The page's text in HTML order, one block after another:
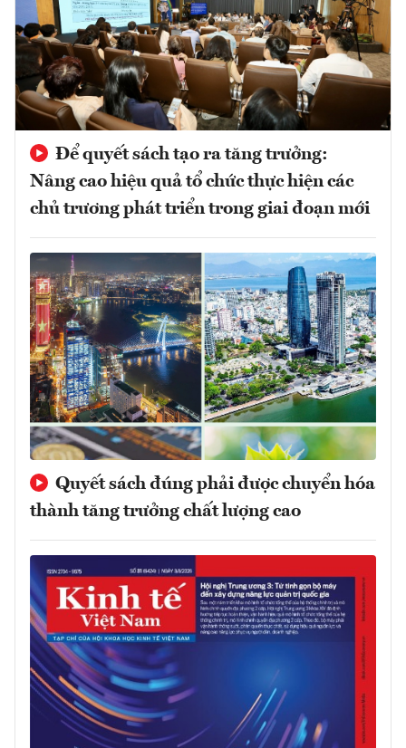
Để quyết sách tạo ra tăng trưởng:
Nâng cao hiệu quả tổ chức thực hiện các
chủ trương phát triển trong giai đoạn mới
Quyết sách đúng phải được chuyển hóa
thành tăng trưởng chất lượng cao